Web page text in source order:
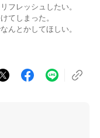
フレッシュしたい。
てしまった。
んとかしてほしい。